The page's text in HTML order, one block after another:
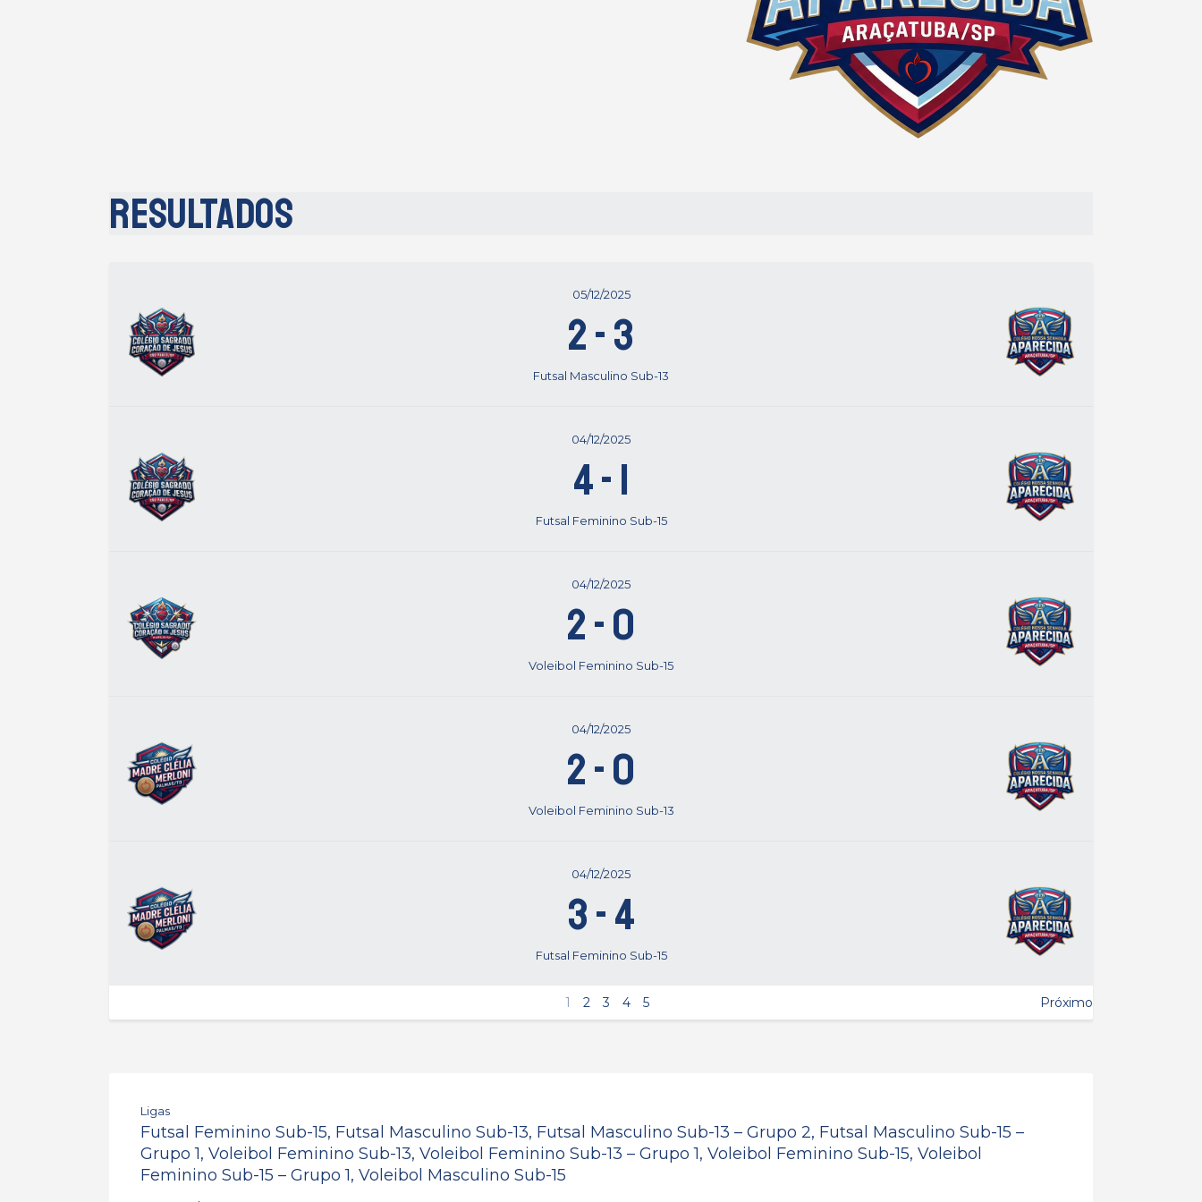
Resultados
05/12/2025
2-3
Futsal Masculino Sub-13
04/12/2025
4-1
Futsal Feminino Sub-15
04/12/2025
2-0
Voleibol Feminino Sub-15
04/12/2025
2-0
Voleibol Feminino Sub-13
04/12/2025
3-4
Futsal Feminino Sub-15
1 2 3 4 5 Próximo
Ligas
Futsal Feminino Sub-15, Futsal Masculino Sub-13, Futsal Masculino Sub-13 – Grupo 2, Futsal Masculino Sub-15 –
Grupo 1, Voleibol Feminino Sub-13, Voleibol Feminino Sub-13 – Grupo 1, Voleibol Feminino Sub-15, Voleibol
Feminino Sub-15 – Grupo 1, Voleibol Masculino Sub-15